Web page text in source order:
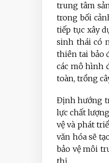
trung tâm
trong bối
tiếp tục xây
sinh thái có
thiên tai bảo
các mô hình
toàn, trồng
Định hướng
lực chất
vệ và phát
văn hóa sẽ
bảo vệ môi
thị.